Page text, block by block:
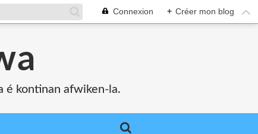
Connexion + Créer mon blog
é kontinan afwiken-la.